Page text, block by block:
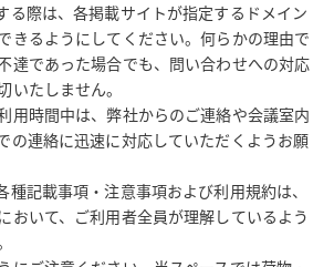
る際は、各掲載サイトが指定するドメイン
きるようにしてください。何らかの理由で
達であった場合でも、問い合わせへの対応
いたしません。
用時間中は、弊社からのご連絡や会議室内
の連絡に迅速に対応していただくようお願
種記載事項・注意事項および利用規約は、
おいて、ご利用者全員が理解しているよう